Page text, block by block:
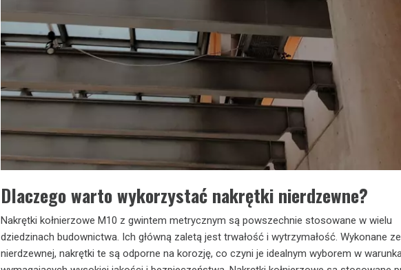
Dlaczego warto wykorzystać nakrętki nierdzewne?
Nakrętki kołnierzowe M10 z gwintem metrycznym są powszechnie stosowane w wielu
dziedzinach budownictwa. Ich główną zaletą jest trwałość i wytrzymałość. Wykonane
nierdzewnej, nakrętki te są odporne na korozję, co czyni je idealnym wyborem w